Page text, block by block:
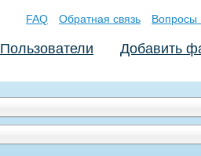
FAQ Обратная связь Вопросы
Пользователи Добавить